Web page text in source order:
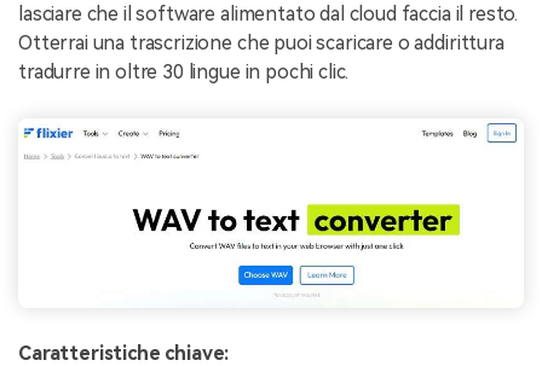
lasciare che il software alimentato dal cloud faccia il resto.
Otterrai una trascrizione che puoi scaricare o addirittura
tradurre in oltre 30 lingue in pochi clic.
Caratteristiche chiave: